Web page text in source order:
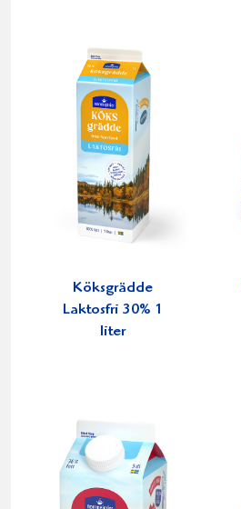
Köksgrädde
Laktosfri 30% 1
liter